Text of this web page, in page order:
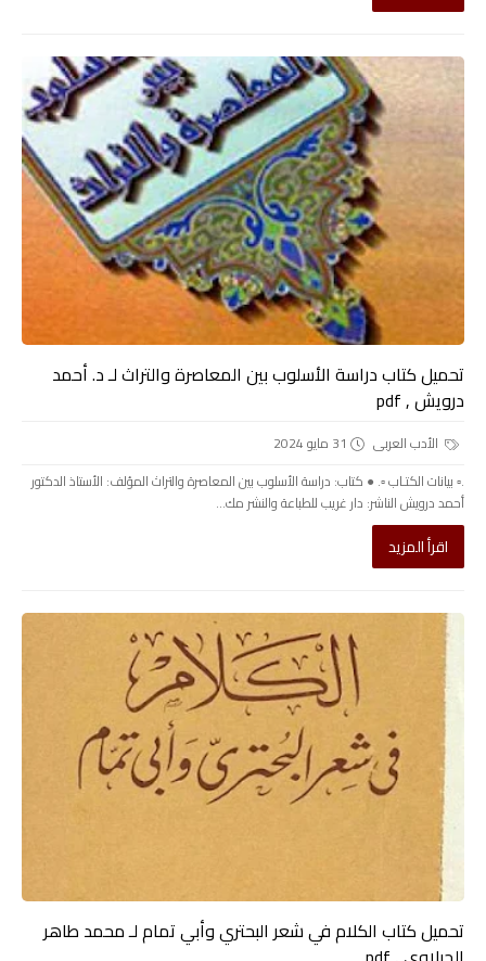
تحميل كتاب دراسة الأسلوب بين المعاصرة والتراث لـ د. أحمد
درويش , pdf
الأدب العربى
31 مايو 2024
.▫️ بيانات الكتـاب ▫️. ● كتاب: دراسة الأسلوب بين المعاصرة والتراث المؤلف: الأستاذ الدكتور
أحمد درويش الناشر: دار غريب للطباعة والنشر مك...
اقرأ المزيد
تحميل كتاب الكلام في شعر البحتري وأبي تمام لـ محمد طاهر